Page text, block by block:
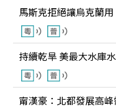
馬斯克拒絕讓烏克蘭
持續乾旱 美最大水庫
甯漢豪：北都發展高